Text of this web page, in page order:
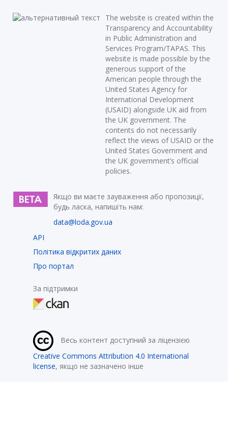
The website is created within the
Transparency and Accountability
in Public Administration and
Services Program/TAPAS. This
website is made possible by the
generous support of the
American people through the
United States Agency for
International Development
(USAID) alongside UK aid from
the UK government. The
contents do not necessarily
reflect the views of USAID or the
United States Government and
the UK government’s official
policies.
Якщо ви маєте зауваження або пропозиції,
будь ласка, напишіть нам:
data@loda.gov.ua
API
Політика відкритих даних
Про портал
За підтримки
Весь контент доступний за ліцензією
Creative Commons Attribution 4.0 International
license, якщо не зазначено інше